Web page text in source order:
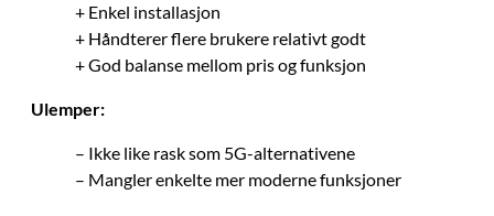
+ Enkel installasjon
+ Håndterer flere brukere relativt godt
+ God balanse mellom pris og funksjon
Ulemper:
– Ikke like rask som 5G-alternativene
– Mangler enkelte mer moderne funksjoner